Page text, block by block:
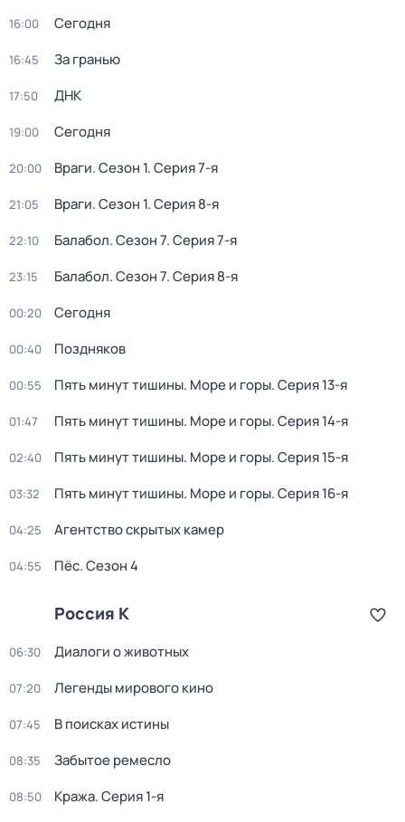
16:00 Сегодня
16:45 За гранью
17:50 ДНК
19:00 Сегодня
20:00 Враги. Сезон 1. Серия 7-я
21:05 Враги. Сезон 1. Серия 8-я
22:10 Балабол. Сезон 7. Серия 7-я
23:15 Балабол. Сезон 7. Серия 8-я
00:20 Сегодня
00:40 Поздняков
00:55 Пять минут тишины. Море и горы. Серия 13-я
01:47 Пять минут тишины. Море и горы. Серия 14-я
02:40 Пять минут тишины. Море и горы. Серия 15-я
03:32 Пять минут тишины. Море и горы. Серия 16-я
04:25 Агентство скрытых камер
04:55 Пёс. Сезон 4
Россия К
06:30 Диалоги о животных
07:20 Легенды мирового кино
07:45 В поисках истины
08:35 Забытое ремесло
08:50 Кража. Серия 1-я